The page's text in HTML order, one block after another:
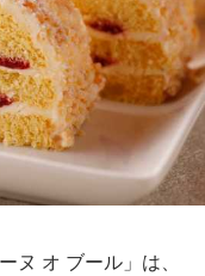
オ ブール」は、